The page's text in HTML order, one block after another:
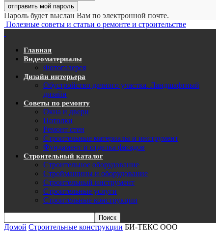
Пароль будет выслан Вам по электронной почте.
Полезные советы и статьи о ремонте и строительстве
Главная
Видеоматериалы
Фотогалерея
Дизайн интерьера
Обустройство дачного участка. Ландшафтный
дизайн
Советы по ремонту
Окна и двери
Потолки
Ремонт стен
Строительные материалы и инструмент
Фундамент и отделка фасадов
Строительный каталог
Строительное оборудование
Строймашины и оборудование
Строительный инструмент
Строительные услуги
Строительные конструкции
Домой Строительные конструкции БИ-ТЕКС ООО